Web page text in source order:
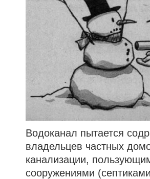
Водоканал пытается
владельцев частных
канализации,
сооружениями